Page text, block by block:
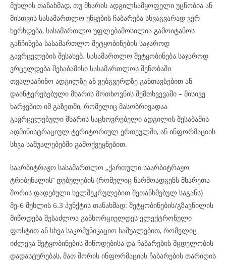
მუხლის თანახმად, თუ მხარის ადგილსამყოფელი უცნობია ან
მისთვის სასამართლო უწყების ჩაბარება სხვაგვარად ვერ
ხერხდება, სასამართლო უფლებამოსილია გამოიტანოს
განჩინება სასამართლო შეტყობინების საჯაროდ
გავრცელების შესახებ. სასამართლო შეტყობინება საჯაროდ
ვრცელდება შესაბამისი სასამართლოს შენობაში
თვალსაჩინო ადგილზე ან ვებგვერდზე განთავსებით ან
დაინტერესებული მხარის მოთხოვნის შემთხვევაში – მისივე
ხარჯებით იმ გაზეთში, რომელიც მასობრივადაა
გავრცელებული მხარის საცხოვრებელი ადგილის შესაბამის
ადმინისტრაციულ ტერიტორიულ ერთეულში, ან ინფორმაციის
სხვა საშუალებებში გამოქვეყნებით.
საარბიტრაჟო სასამართლო ,,ქართული საარბიტრაჟო
ტრიბუნალის’’ დებულების (რომელიც წარმოადგენს მხარეთა
შორის დადებული ხელშეკრულებით შეთანხმებულ საგანს)
მე-6 მუხლის 6.3 პუნქტის თანახმად: შეტყობინების/გზავნილის
მიწოდება შესაძლოა განხორციელდეს ელექტრონული
ფოსტით ან სხვა საკომუნიკაციო საშუალებით, რომელიც
იძლევა შეტყობინების მიწოდებისა და ჩაბარების მცდელობის
დადასტურებას, მათ შორის ინფორმაციას ჩაბარების თარიღის